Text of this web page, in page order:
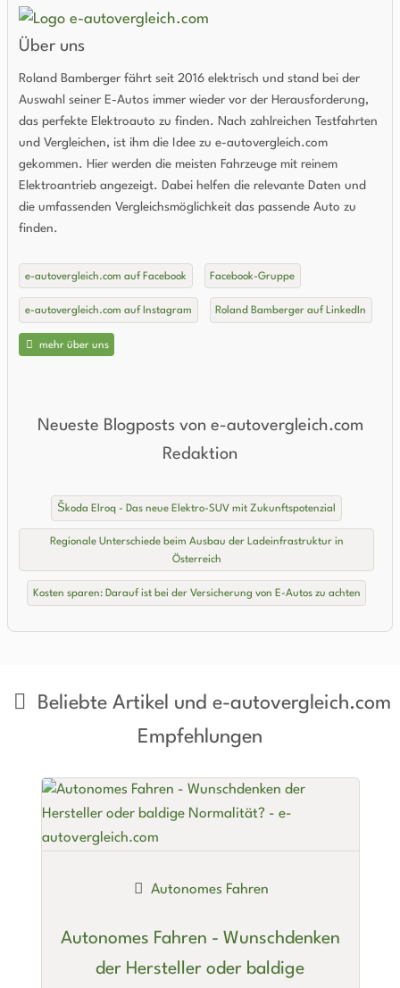
Beliebte Artikel unde-autovergleich.com
Empfehlungen
Autonomes Fahren - Wunschdenken
der Hersteller oder baldige
Autonomes Fahren
Über uns
Roland Bamberger fährt seit 2016 elektrisch und stand bei der
Auswahl seiner E-Autos immer wieder vor der Herausforderung,
das perfekte Elektroauto zu finden. Nach zahlreichen Testfahrten
und Vergleichen, ist ihm die Idee zu e-autovergleich.com
gekommen. Hier werden die meisten Fahrzeuge mit reinem
Elektroantrieb angezeigt. Dabei helfen die relevante Daten und
die umfassenden Vergleichsmöglichkeit das passende Auto zu
finden.
e-autovergleich.com auf Facebook Facebook-Gruppe
e-autovergleich.com auf Instagram Roland Bamberger auf LinkedIn
mehr über uns
Neueste Blogposts von e-autovergleich.com
Redaktion
Škoda Elroq - Das neue Elektro-SUV mit Zukunftspotenzial
Regionale Unterschiede beim Ausbau der Ladeinfrastruktur in
Österreich
Kosten sparen: Darauf ist bei der Versicherung von E-Autos zu achten